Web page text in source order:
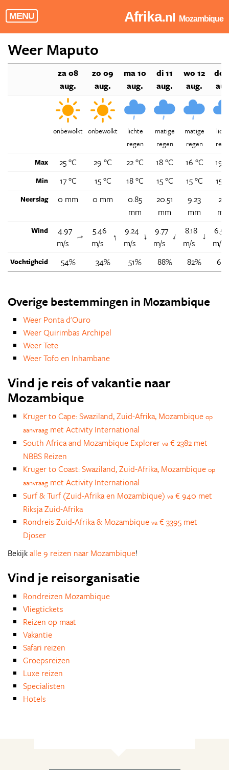
MENU Afrika.nl Mozambique
Weer Maputo
za 08
aug.
zo 09
aug.
ma 10
aug.
di 11
aug.
wo 12
aug.
do
onbewolkt onbewolkt
lichte
regen
matige
regen
matige
regen
Max
25 °C 29 °C 22 °C 18 °C 16 °C 19
Min 17 °C 15 °C 18 °C 15 °C 15 °C 15
Neerslag 0 mm 0 mm
0.85
mm
20.51
mm
9.23
mm
2.17
Wind
4.97
m/s
↑
5.46
m/s
↑
9.24
m/s
↑
9.77
m/s
↑
8.18
m/s
↑
6.55
m/s
Vochtigheid 54% 34% 51% 88% 82%
Overige bestemmingen in Mozambique
Weer Ponta d'Ouro
Weer Quirimbas Archipel
Weer Tete
Weer Tofo en Inhambane
Vind je reis of vakantie naar
Mozambique
Kruger to Cape: Swaziland, Zuid-Afrika, Mozambique op
aanvraag met Activity International
South Africa and Mozambique Explorer va € 2382 met
NBBS Reizen
Kruger to Coast: Swaziland, Zuid-Afrika, Mozambique op
aanvraag met Activity International
Surf & Turf (Zuid-Afrika en Mozambique) va € 940 met
Riksja Zuid-Afrika
Rondreis Zuid-Afrika & Mozambique va € 3395 met
Djoser
Bekijkalle 9 reizen naar Mozambique!
Vind je reisorganisatie
Rondreizen Mozambique
Vliegtickets
Reizen op maat
Vakantie
Safari reizen
Groepsreizen
Luxe reizen
Specialisten
Hotels